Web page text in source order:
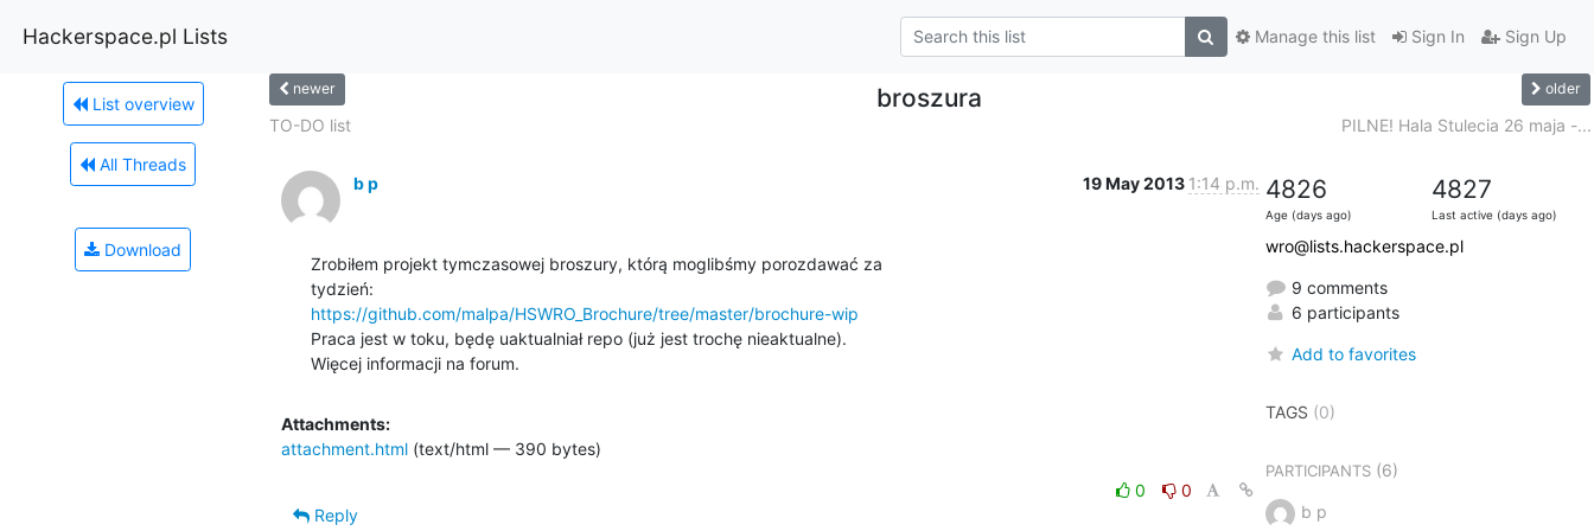
Hackerspace.pl Lists Sign In Sign Up
Manage this list
List overview
All Threads
Download
newer broszura older
TO-DO list PILNE! Hala Stulecia 26 maja -...
b p 19 May 2013 1:14 p.m.
Zrobiłem projekt tymczasowej broszury, którą moglibśmy porozdawać za
https://github.com/malpa/HSWRO_Brochure/tree/master/brochure-wip
Praca jest w toku, będę uaktualniał repo (już jest trochę nieaktualne).
Więcej informacji na forum.
Attachments:
attachment.html(text/html — 390 bytes)
0
0
Reply
4826
Age (days ago)
4827
Last active (days ago)
wro@lists.hackerspace.pl
9 comments
6 participants
Add to favorites
TAGS (0)
PARTICIPANTS(6)
b p